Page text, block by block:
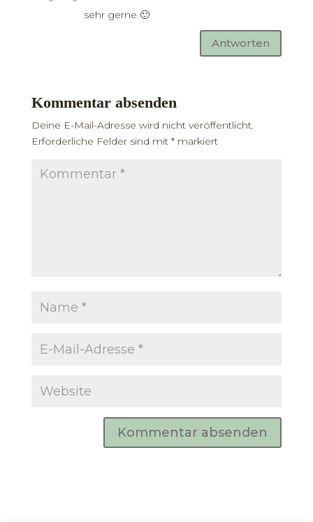
sehr gerne 🙂
Antworten
Kommentar absenden
Deine E-Mail-Adresse wird nicht veröffentlicht.
Erforderliche Felder sind mit *markiert